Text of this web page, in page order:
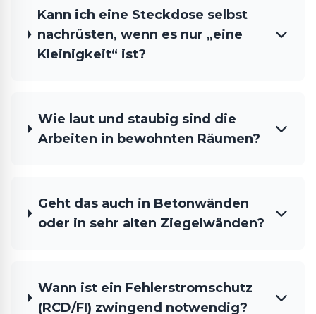
Kann ich eine Steckdose selbst
nachrüsten, wenn es nur „eine
Kleinigkeit“ ist?
Wie laut und staubig sind die
Arbeiten in bewohnten Räumen?
Geht das auch in Betonwänden
oder in sehr alten Ziegelwänden?
Wann ist ein Fehlerstromschutz
(RCD/FI) zwingend notwendig?